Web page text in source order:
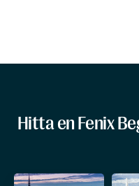
Hitta en Fenix